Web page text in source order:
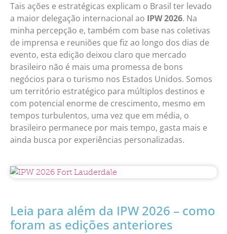
Tais ações e estratégicas explicam o Brasil ter levado
a maior delegação internacional ao IPW 2026. Na
minha percepção e, também com base nas coletivas
de imprensa e reuniões que fiz ao longo dos dias de
evento, esta edição deixou claro que mercado
brasileiro não é mais uma promessa de bons
negócios para o turismo nos Estados Unidos. Somos
um território estratégico para múltiplos destinos e
com potencial enorme de crescimento, mesmo em
tempos turbulentos, uma vez que em média, o
brasileiro permanece por mais tempo, gasta mais e
ainda busca por experiências personalizadas.
Leia para além da IPW 2026 – como
foram as edições anteriores